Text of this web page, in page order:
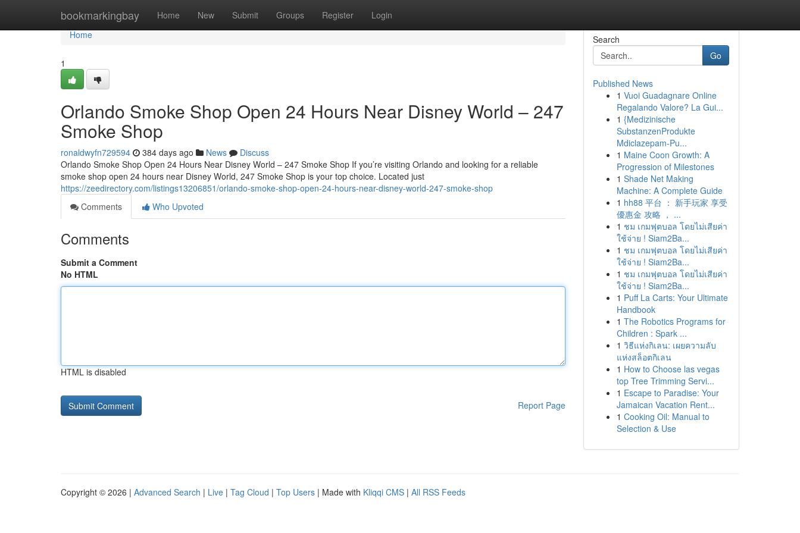
bookmarkingbay Home New Submit Groups Register Login
Home
Home
1
Orlando Smoke Shop Open 24 Hours Near Disney World – 247
Smoke Shop
ronaldwyfn729594 384 days ago News
Discuss
Orlando Smoke Shop Open 24 Hours Near Disney World – 247 Smoke Shop If you’re visiting Orlando and looking for a reliable
smoke shop open 24 hours near Disney World, 247 Smoke Shop is your top choice. Located just
https://zeedirectory.com/listings13206851/orlando-smoke-shop-open-24-hours-near-disney-world-247-smoke-shop
Comments
Who Upvoted
Comments
Submit a Comment
No HTML
HTML is disabled
Report Page
Search
Go
Published News
1 Vuoi Guadagnare Online
Regalando Valore? La Gui...
1 {Medizinische
SubstanzenProdukte
Mdiclazepam-Pu...
1 Maine Coon Growth: A
Progression of Milestones
1 Shade Net Making
Machine: A Complete Guide
1 hh88 平台 ： 新手玩家 享受
優惠金 攻略 ， ...
1 ชม เกมฟุตบอล โดยไม่เสียค่า
ใช้จ่าย ! Siam2Ba...
1 ชม เกมฟุตบอล โดยไม่เสียค่า
ใช้จ่าย ! Siam2Ba...
1 ชม เกมฟุตบอล โดยไม่เสียค่า
ใช้จ่าย ! Siam2Ba...
1 Puff La Carts: Your Ultimate
Handbook
1 The Robotics Programs for
Children : Spark ...
1 วิธีแห่งกิเลน: เผยความลับ
แห่งสล็อตกิเลน
1 How to Choose las vegas
top Tree Trimming Servi...
1 Escape to Paradise: Your
Jamaican Vacation Rent...
1 Cooking Oil: Manual to
Selection & Use
Copyright © 2026 | Advanced Search | Live | Tag Cloud | Top Users | Made with Kliqqi CMS | All RSS Feeds